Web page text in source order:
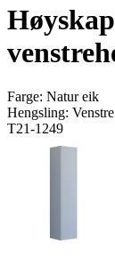
Farge: Natur eik
Hengsling: Venstre
T21-1249